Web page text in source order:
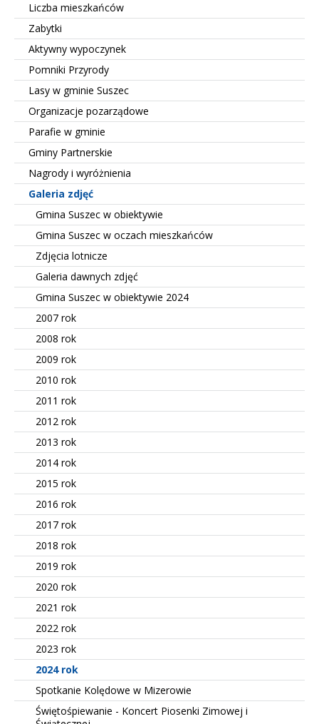
Liczba mieszkańców
Zabytki
Aktywny wypoczynek
Pomniki Przyrody
Lasy w gminie Suszec
Organizacje pozarządowe
Parafie w gminie
Gminy Partnerskie
Nagrody i wyróżnienia
Galeria zdjęć
Gmina Suszec w obiektywie
Gmina Suszec w oczach mieszkańców
Zdjęcia lotnicze
Galeria dawnych zdjęć
Gmina Suszec w obiektywie 2024
2007 rok
2008 rok
2009 rok
2010 rok
2011 rok
2012 rok
2013 rok
2014 rok
2015 rok
2016 rok
2017 rok
2018 rok
2019 rok
2020 rok
2021 rok
2022 rok
2023 rok
2024 rok
Spotkanie Kolędowe w Mizerowie
Świętośpiewanie - Koncert Piosenki Zimowej i